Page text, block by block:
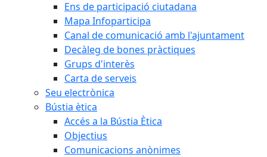
Ens de participació ciutadana
Mapa Infoparticipa
Canal de comunicació amb l'ajuntament
Decàleg de bones pràctiques
Grups d'interès
Carta de serveis
Seu electrònica
Bústia ètica
Accés a la Bústia Ètica
Objectius
Comunicacions anònimes